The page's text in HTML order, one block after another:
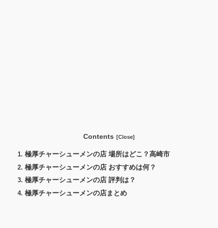
Contents
極厚チャーシューメンの店 場所はどこ？高崎市
極厚チャーシューメンの店 おすすめは何？
極厚チャーシューメンの店 評判は？
極厚チャーシューメンの店まとめ